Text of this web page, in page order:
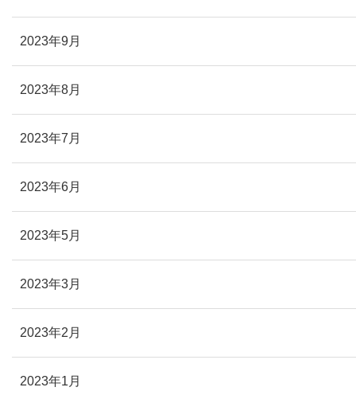
2023年9月
2023年8月
2023年7月
2023年6月
2023年5月
2023年3月
2023年2月
2023年1月